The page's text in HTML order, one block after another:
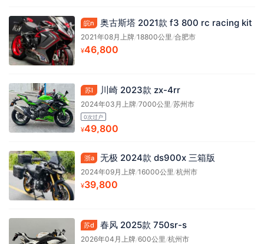
皖n 奥古斯塔 2021款 f3 800 rc racing kit
2021年08月上牌/18800公里 /合肥市
¥46,800
苏l 川崎 2023款 zx-4rr
2024年03月上牌/7000公里 /苏州市
0次过户
¥49,800
浙a 无极 2024款 ds900x 三箱版
2024年09月上牌/16000公里 /杭州市
¥39,800
苏d 春风 2025款 750sr-s
2026年04月上牌/600公里 /杭州市